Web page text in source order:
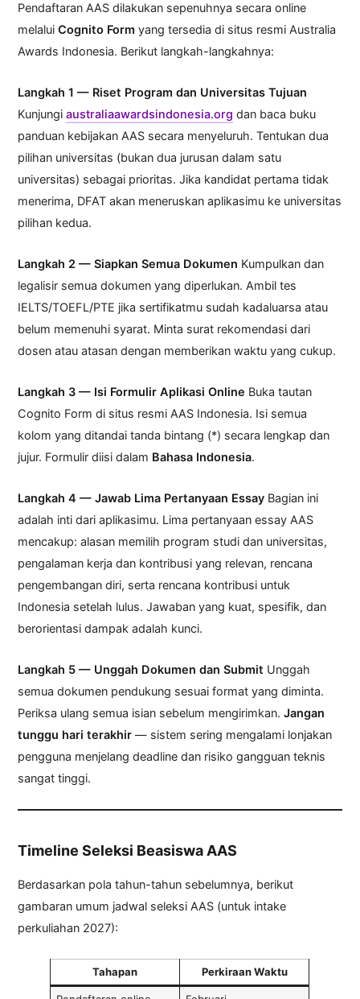
Pendaftaran AAS dilakukan sepenuhnya secara online
melaluiCognito Form yang tersedia di situs resmi Australia
Awards Indonesia. Berikut langkah-langkahnya:
Langkah 1 — Riset Program dan Universitas Tujuan
Kunjungiaustraliaawardsindonesia.org dan baca buku
panduan kebijakan AAS secara menyeluruh. Tentukan dua
pilihan universitas (bukan dua jurusan dalam satu
universitas) sebagai prioritas. Jika kandidat pertama tidak
menerima, DFAT akan meneruskan aplikasimu ke universitas
pilihan kedua.
Langkah 2 — Siapkan Semua Dokumen Kumpulkan dan
legalisir semua dokumen yang diperlukan. Ambil tes
IELTS/TOEFL/PTE jika sertifikatmu sudah kadaluarsa atau
belum memenuhi syarat. Minta surat rekomendasi dari
dosen atau atasan dengan memberikan waktu yang cukup.
Langkah 3 — Isi Formulir Aplikasi Online Buka tautan
Cognito Form di situs resmi AAS Indonesia. Isi semua
kolom yang ditandai tanda bintang (*) secara lengkap dan
jujur. Formulir diisi dalam Bahasa Indonesia.
Langkah 4 — Jawab Lima Pertanyaan Essay Bagian ini
adalah inti dari aplikasimu. Lima pertanyaan essay AAS
mencakup: alasan memilih program studi dan universitas,
pengalaman kerja dan kontribusi yang relevan, rencana
pengembangan diri, serta rencana kontribusi untuk
Indonesia setelah lulus. Jawaban yang kuat, spesifik, dan
berorientasi dampak adalah kunci.
Langkah 5 — Unggah Dokumen dan Submit Unggah
semua dokumen pendukung sesuai format yang diminta.
Periksa ulang semua isian sebelum mengirimkan.Jangan
tunggu hari terakhir — sistem sering mengalami lonjakan
pengguna menjelang deadline dan risiko gangguan teknis
sangat tinggi.
Timeline Seleksi Beasiswa AAS
Berdasarkan pola tahun-tahun sebelumnya, berikut
gambaran umum jadwal seleksi AAS (untuk intake
perkuliahan 2027):
Tahapan Perkiraan Waktu